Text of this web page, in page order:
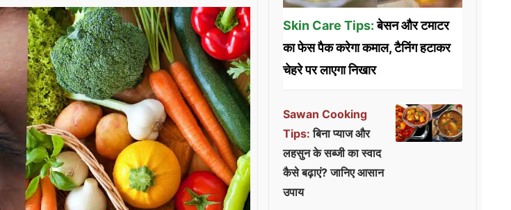
Skin Care Tips:बेसन और टमाटर
का फेस पैक करेगा कमाल, टैनिंग हटाकर
चेहरे पर लाएगा निखार
Sawan Cooking
Tips: बिना प्याज और
लहसुन के सब्जी का स्वाद
कैसे बढ़ाएं? जानिए आसान
उपाय